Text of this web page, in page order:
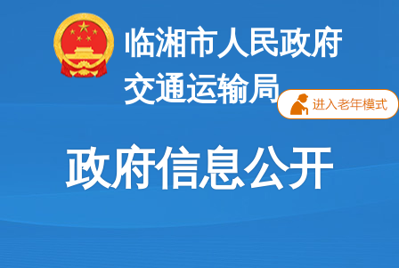
临湘市人民政府
交通运输局
政府信息公开